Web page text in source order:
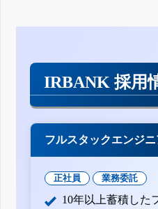
IRBANK 採用
フルスタックエンジニ
正社員 業務委託
10年以上蓄積した